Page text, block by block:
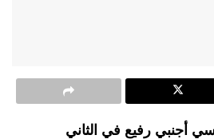
أجنبي رفيع في الثاني